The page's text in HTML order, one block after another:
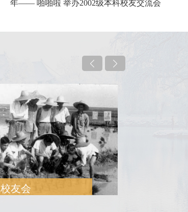
年—— 啪啪啦 举办2002级本科校友交流会
校友会